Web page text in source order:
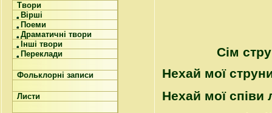
Твори
Вірші
Поеми
Драматичні твори
Інші твори
Переклади
Фольклорні записи
Листи
Сім
Нехай мої
Нехай мої співи